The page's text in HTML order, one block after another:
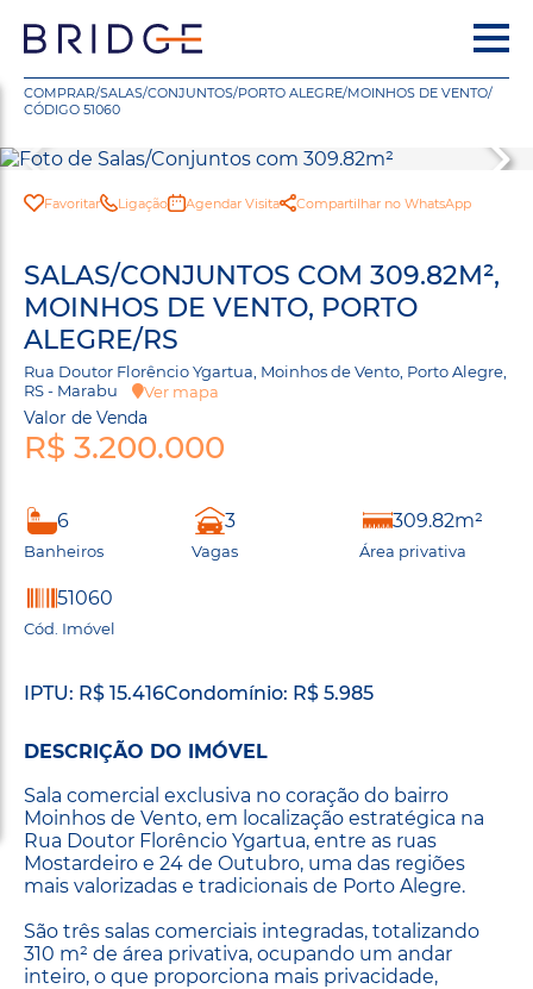
COMPRAR/SALAS/CONJUNTOS/PORTO ALEGRE/MOINHOS DE VENTO/
CÓDIGO 51060
Favoritar Ligação Agendar Visita Compartilhar no WhatsApp
SALAS/CONJUNTOS COM 309.82M²,
MOINHOS DE VENTO, PORTO
ALEGRE/RS
Rua Doutor Florêncio Ygartua, Moinhos de Vento, Porto Alegre,
RS - Marabu
Ver mapa
Valor de Venda
R$ 3.200.000
6
Banheiros
3
Vagas
309.82m²
Área privativa
51060
Cód. Imóvel
IPTU: R$ 15.416Condomínio: R$ 5.985
DESCRIÇÃO DO IMÓVEL
Sala comercial exclusiva no coração do bairro
Moinhos de Vento, em localização estratégica na
Rua Doutor Florêncio Ygartua, entre as ruas
Mostardeiro e 24 de Outubro, uma das regiões
mais valorizadas e tradicionais de Porto Alegre.
São três salas comerciais integradas, totalizando
310 m² de área privativa, ocupando um andar
inteiro, o que proporciona mais privacidade,